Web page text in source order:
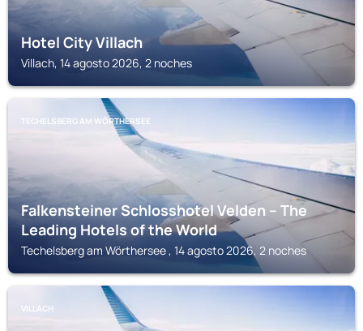
Hotel City Villach
Villach, 14 agosto 2026, 2 noches
TECHELSBERG AM WÖRTHERSEE
Falkensteiner Schlosshotel Velden – The
Leading Hotels of the World
Techelsberg am Wörthersee , 14 agosto 2026, 2 noches
VILLACH